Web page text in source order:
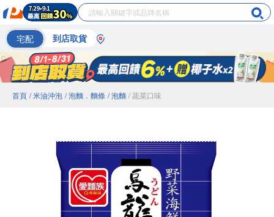
宅配 到店取貨
首頁 / 米油沖泡 / 泡麵．麵條 / 泡麵 / 蔬菜口味